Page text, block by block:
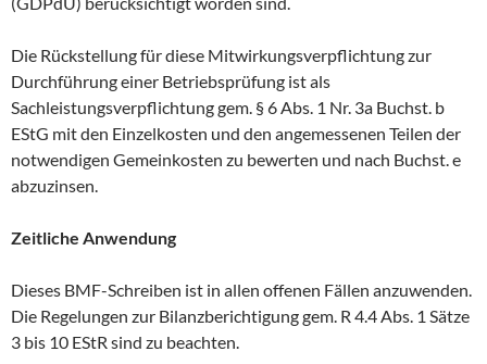
Die Rückstellung für diese Mitwirkungsverpflichtung zur
Durchführung einer Betriebsprüfung ist als
Sachleistungsverpflichtung gem. § 6 Abs. 1 Nr. 3a Buchst. b
EStG mit den Einzelkosten und den angemessenen Teilen der
notwendigen Gemeinkosten zu bewerten und nach Buchst. e
abzuzinsen.
Zeitliche Anwendung
Dieses BMF-Schreiben ist in allen offenen Fällen anzuwenden.
Die Regelungen zur Bilanzberichtigung gem. R 4.4 Abs. 1 Sätze
3 bis 10 EStR sind zu beachten.